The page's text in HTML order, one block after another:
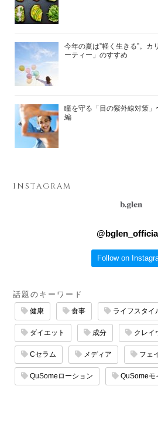
今年の夏は”軽く生きる”。カ
ーティー」のすすめ
瞳を守る「目の紫外線対策
編
INSTAGRAM
@
Follow on
話題のキーワード
健康 食事 ライフスタイ
ダイエット 成分 クレイ
Cセラム メディア フェ
QuSomeローション QuSomeモ